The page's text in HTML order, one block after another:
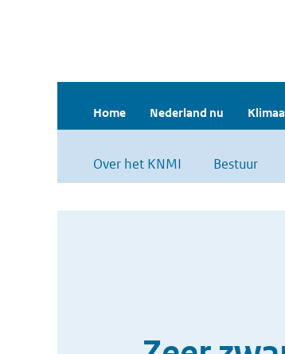
Home Nederland nu
Over het KNMI Bestuur